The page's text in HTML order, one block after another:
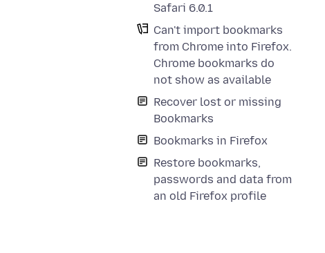
Safari 6.0.1
Can't import bookmarks
from Chrome into Firefox.
Chrome bookmarks do
not show as available
Recover lost or missing
Bookmarks
Bookmarks in Firefox
Restore bookmarks,
passwords and data from
an old Firefox profile